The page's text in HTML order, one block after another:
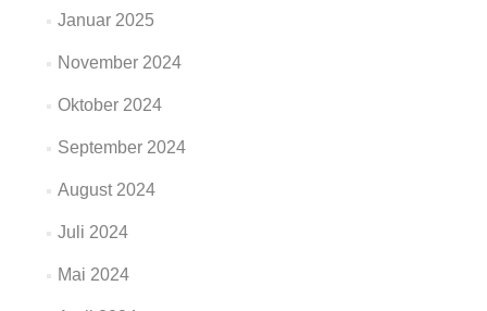
Januar 2025
November 2024
Oktober 2024
September 2024
August 2024
Juli 2024
Mai 2024